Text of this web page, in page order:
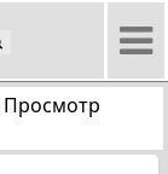
Просмотр